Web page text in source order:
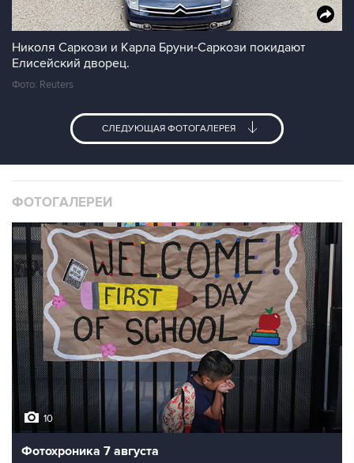
Николя Саркози и Карла Бруни-Саркози покидают
Елисейский дворец.
Фото: Reuters
СЛЕДУЮЩАЯ ФОТОГАЛЕРЕЯ
ФОТОГАЛЕРЕИ
10
Фотохроника 7 августа